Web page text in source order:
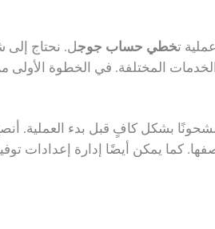
تخطي حساب جوجل. نحتاج إلى
المختلفة. في الخطوة الأولى
بشكل كافٍ قبل بدء العملية.
في منتصفها. كما يمكن أيضًا إدارة إعدادات